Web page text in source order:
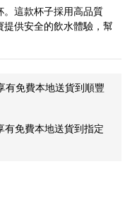
這款杯子採用高品質
供安全的飲水體驗，幫
免費本地送貨到順豐
免費本地送貨到指定